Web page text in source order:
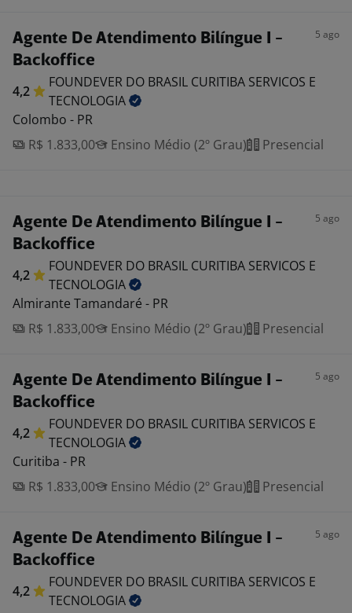
Agente De Atendimento Bilíngue I -
Backoffice
5 ago
4,2
FOUNDEVER DO BRASIL CURITIBA SERVICOS E
TECNOLOGIA
Colombo - PR
R$ 1.833,00
Ensino Médio (2º Grau) Presencial
Agente De Atendimento Bilíngue I -
Backoffice
5 ago
4,2
FOUNDEVER DO BRASIL CURITIBA SERVICOS E
TECNOLOGIA
Almirante Tamandaré - PR
R$ 1.833,00
Ensino Médio (2º Grau) Presencial
Agente De Atendimento Bilíngue I -
Backoffice
5 ago
4,2
FOUNDEVER DO BRASIL CURITIBA SERVICOS E
TECNOLOGIA
Curitiba - PR
R$ 1.833,00
Ensino Médio (2º Grau) Presencial
Agente De Atendimento Bilíngue I -
Backoffice
5 ago
4,2
FOUNDEVER DO BRASIL CURITIBA SERVICOS E
TECNOLOGIA